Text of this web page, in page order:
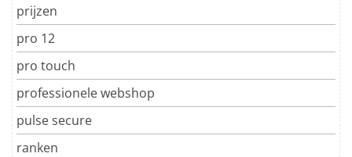
prijzen
pro 12
pro touch
professionele webshop
pulse secure
ranken